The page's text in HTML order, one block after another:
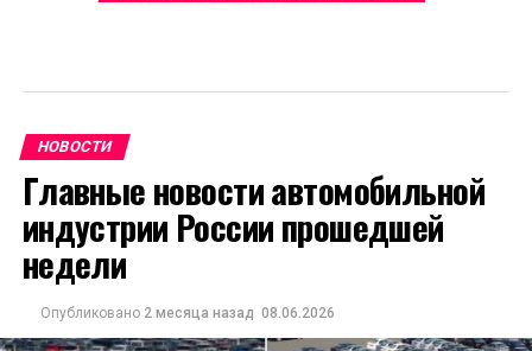
НОВОСТИ
Главные новости автомобильной
индустрии России прошедшей
недели
Опубликовано 2 месяца назад 08.06.2026